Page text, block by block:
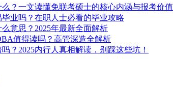
？一文读懂免联考硕士的核心内涵与报考价值
业吗？在职人士必看的毕业攻略
意思？2025年最新全面解析
值得读吗？高管深造全解析
？2025内行人真相解读，别踩这些坑！